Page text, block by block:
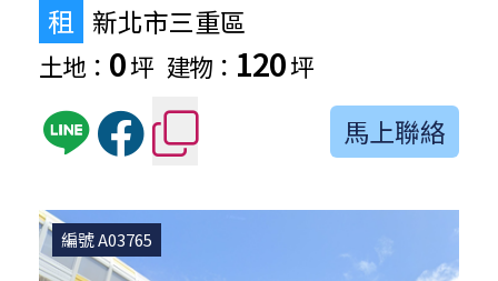
租 新北市三重區
土地： 0坪 建物： 120坪
馬上聯絡
編號 A03765